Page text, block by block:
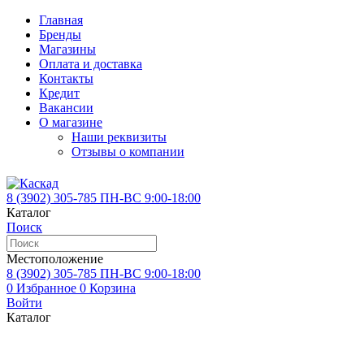
Главная
Бренды
Магазины
Оплата и доставка
Контакты
Кредит
Вакансии
О магазине
Наши реквизиты
Отзывы о компании
8 (3902) 305-785 ПН-ВС 9:00-18:00
Каталог
Поиск
Местоположение
8 (3902) 305-785 ПН-ВС 9:00-18:00
0 Избранное 0 Корзина
Войти
Каталог